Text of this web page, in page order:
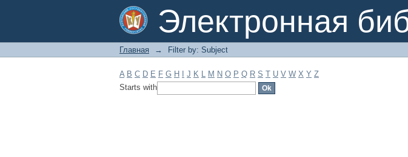
Электронная
Filter by: Subject
Главная → Filter by: Subject
A B C D E F G H J K L M N O P Q R S T U V W X Y Z
Starts with